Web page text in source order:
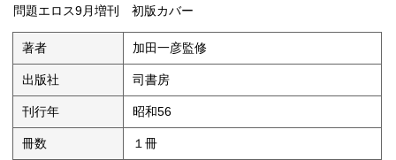
問題エロス9月増刊 初版カバー
著者 加田一彦監修
出版社 司書房
刊行年 昭和56
冊数 １冊